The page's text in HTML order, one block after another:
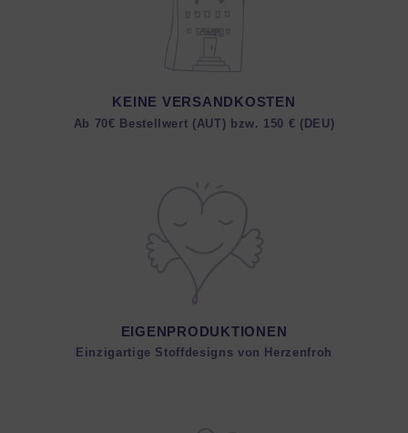
KEINE VERSANDKOSTEN
Ab 70€ Bestellwert (AUT) bzw. 150 € (DEU)
EIGENPRODUKTIONEN
Einzigartige Stoffdesigns von Herzenfroh